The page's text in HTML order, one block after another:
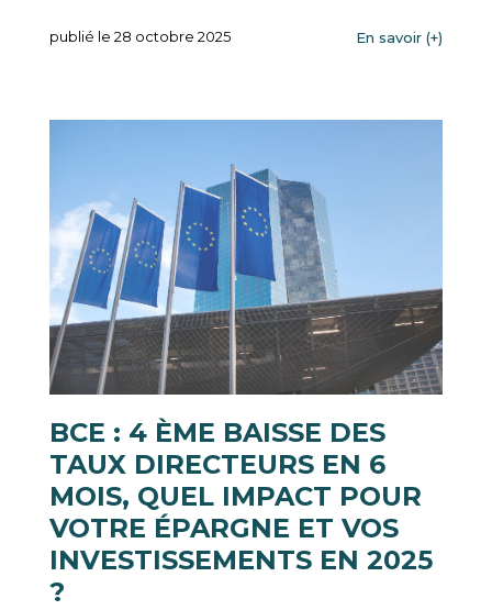
publié le 28 octobre 2025 En savoir (+)
BCE : 4 ÈME BAISSE DES
TAUX DIRECTEURS EN 6
MOIS, QUEL IMPACT POUR
VOTRE ÉPARGNE ET VOS
INVESTISSEMENTS EN 2025
?